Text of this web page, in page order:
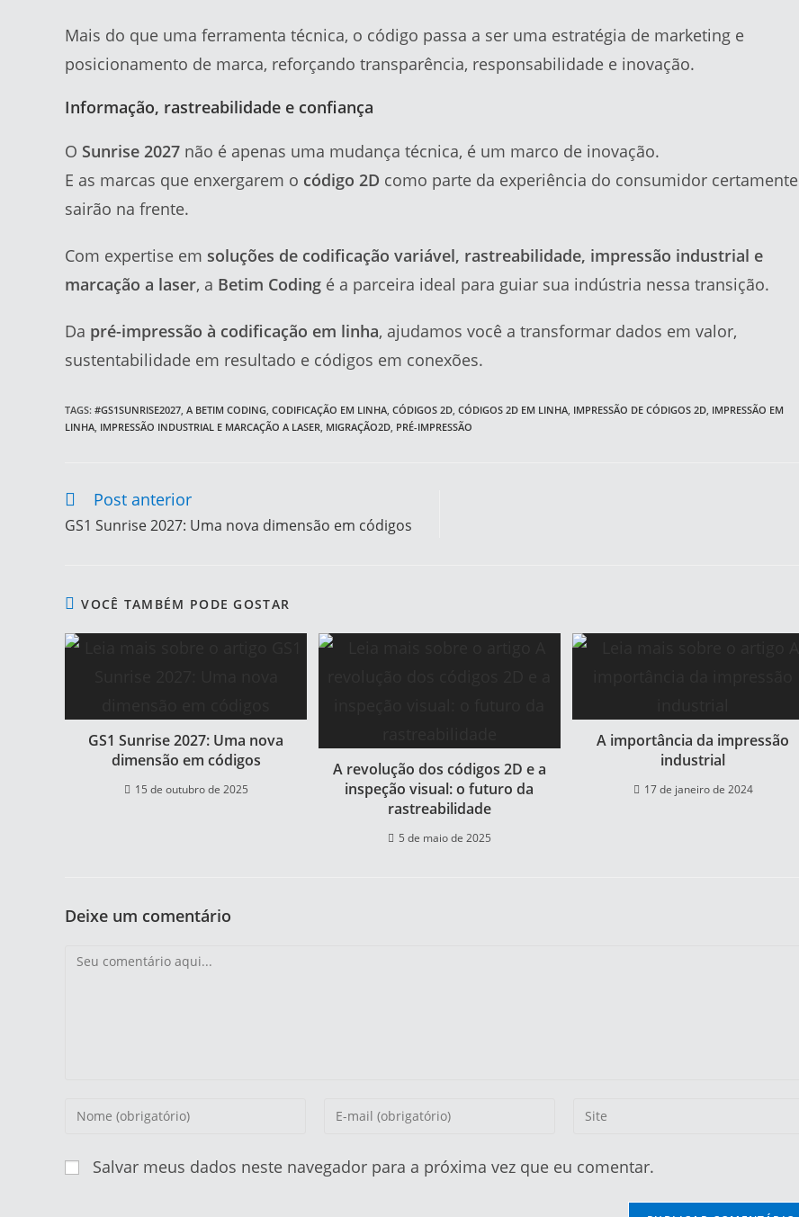
Mais do que uma ferramenta técnica, o código passa a ser uma estratégia de marketing e
posicionamento de marca, reforçando transparência, responsabilidade e inovação.
Informação, rastreabilidade e confiança
O Sunrise 2027 não é apenas uma mudança técnica, é um marco de inovação.
E as marcas que enxergarem o código 2D como parte da experiência do consumidor certamente
sairão na frente.
Com expertise em soluções de codificação variável, rastreabilidade, impressão industrial e
marcação a laser, a Betim Coding é a parceira ideal para guiar sua indústria nessa transição.
Da pré-impressão à codificação em linha, ajudamos você a transformar dados em valor,
sustentabilidade em resultado e códigos em conexões.
TAGS: #GS1SUNRISE2027 A BETIM CODING CODIFICAÇÃO EM LINHA CÓDIGOS 2D CÓDIGOS 2D EM LINHA IMPRESSÃO DE CÓDIGOS 2D IMPRESSÃO EM
LINHA IMPRESSÃO INDUSTRIAL E MARCAÇÃO A LASER MIGRAÇÃO2D PRÉ-IMPRESSÃO
Post anterior
GS1 Sunrise 2027: Uma nova dimensão em códigos
VOCÊ TAMBÉM PODE GOSTAR
GS1 Sunrise 2027: Uma nova
dimensão em códigos
15 de outubro de 2025
A revolução dos códigos 2D e a
inspeção visual: o futuro da
rastreabilidade
5 de maio de 2025
A importância da impressão
industrial
17 de janeiro de 2024
Deixe um comentário
Salvar meus dados neste navegador para a próxima vez que eu comentar.